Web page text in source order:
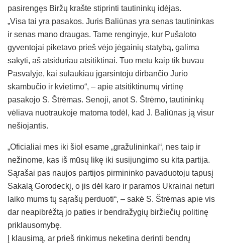
pasirengęs Biržų krašte stiprinti tautininkų idėjas.
„Visa tai yra pasakos. Juris Baliūnas yra senas tautininkas
ir senas mano draugas. Tame renginyje, kur Pušaloto
gyventojai piketavo prieš vėjo jėgainių statybą, galima
sakyti, aš atsidūriau atsitiktinai. Tuo metu kaip tik buvau
Pasvalyje, kai sulaukiau įgarsintoju dirbančio Jurio
skambučio ir kvietimo“, – apie atsitiktinumų virtinę
pasakojo S. Štrėmas. Senoji, anot S. Štrėmo, tautininkų
vėliava nuotraukoje matoma todėl, kad J. Baliūnas ją visur
nešiojantis.
„Oficialiai mes iki šiol esame „gražulininkai“, nes taip ir
nežinome, kas iš mūsų likę iki susijungimo su kita partija.
Sąrašai pas naujos partijos pirmininko pavaduotoju tapusį
Sakalą Gorodeckį, o jis dėl karo ir paramos Ukrainai neturi
laiko mums tų sąrašų perduoti“, – sakė S. Štrėmas apie vis
dar neapibrėžtą jo paties ir bendražygių biržiečių politinę
priklausomybę.
Į klausimą, ar prieš rinkimus neketina derinti bendrų